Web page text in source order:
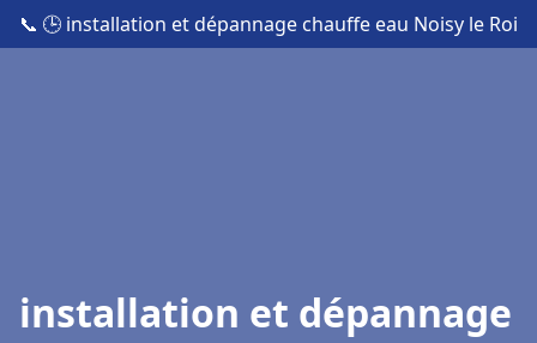
📞 🕒 installation et dépannage chauffe eau Noisy le Roi
installation et dépannage